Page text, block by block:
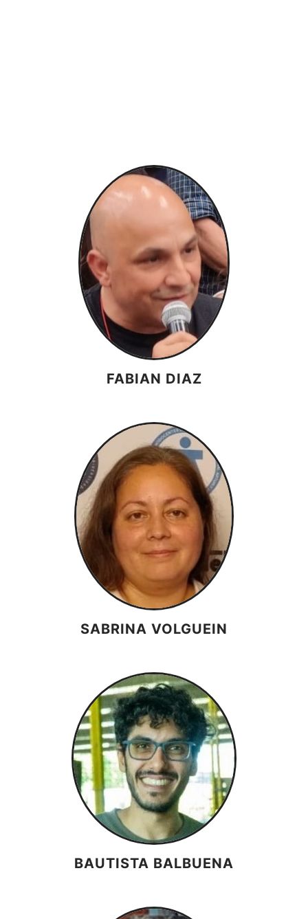
FABIAN DIAZ
SABRINA VOLGUEIN
BAUTISTA BALBUENA